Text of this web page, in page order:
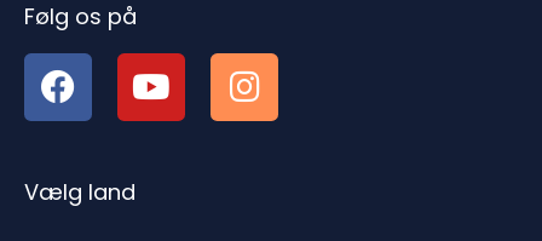
Følg os på
Vælg land